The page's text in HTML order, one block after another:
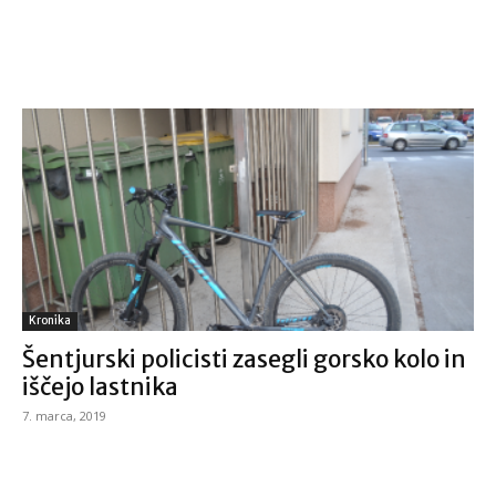
Kronika
Šentjurski policisti zasegli gorsko kolo in
iščejo lastnika
7. marca, 2019